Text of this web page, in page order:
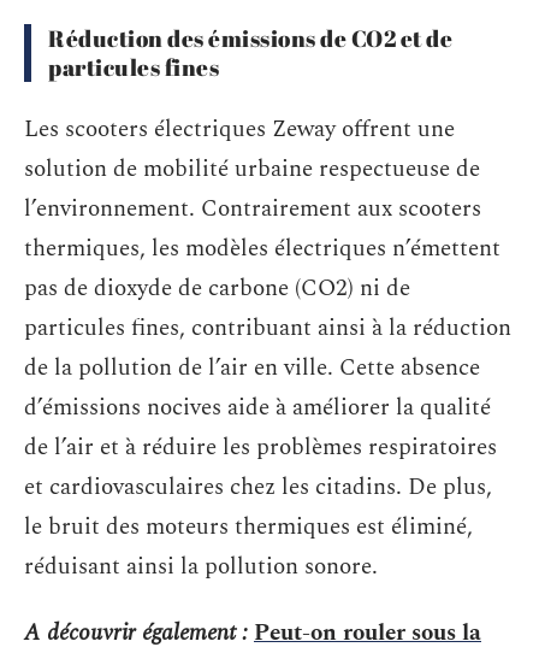
Réduction des émissions de CO2 et de
particules fines
Les scooters électriques Zeway offrent une
solution de mobilité urbaine respectueuse de
l’environnement. Contrairement aux scooters
thermiques, les modèles électriques n’émettent
pas de dioxyde de carbone (CO2) ni de
particules fines, contribuant ainsi à la réduction
de la pollution de l’air en ville. Cette absence
d’émissions nocives aide à améliorer la qualité
de l’air et à réduire les problèmes respiratoires
et cardiovasculaires chez les citadins. De plus,
le bruit des moteurs thermiques est éliminé,
réduisant ainsi la pollution sonore.
A découvrir également :Peut-on rouler sous la